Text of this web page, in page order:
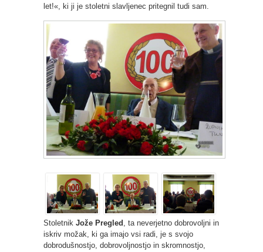
let!«, ki ji je stoletni slavljenec pritegnil tudi sam.
Stoletnik Jože Pregled , ta neverjetno dobrovoljni in
iskriv možak, ki ga imajo vsi radi, je s svojo
dobrodušnostjo, dobrovoljnostjo in skromnostjo,